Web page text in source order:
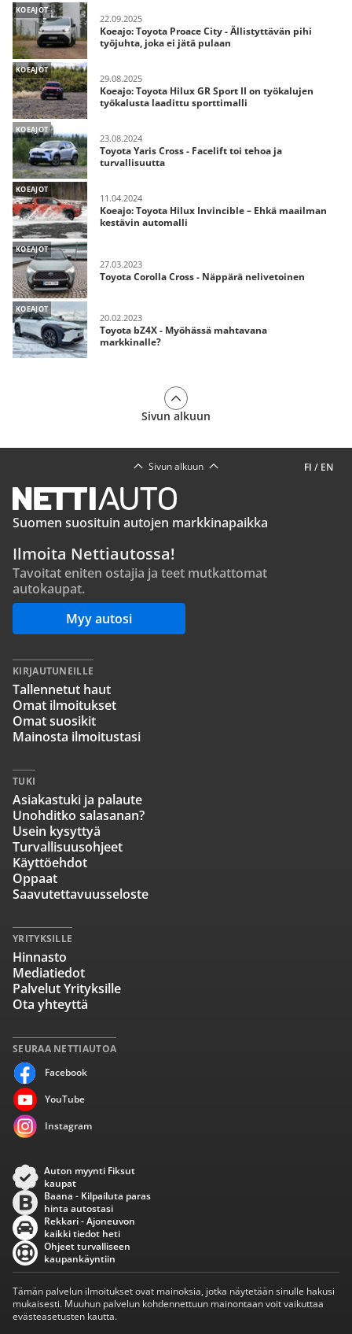
KOEAJOT
22.09.2025
Koeajo: Toyota Proace City - Ällistyttävän pihi
työjuhta, joka ei jätä pulaan
KOEAJOT
29.08.2025
Koeajo: Toyota Hilux GR Sport II on työkalujen
työkalusta laadittu sporttimalli
KOEAJOT
23.08.2024
Toyota Yaris Cross - Facelift toi tehoa ja
turvallisuutta
KOEAJOT
11.04.2024
Koeajo: Toyota Hilux Invincible – Ehkä maailman
kestävin automalli
KOEAJOT
27.03.2023
Toyota Corolla Cross - Näppärä nelivetoinen
KOEAJOT
20.02.2023
Toyota bZ4X - Myöhässä mahtavana
markkinalle?
Sivun alkuun
FI / EN
Sivun alkuun
Suomen suosituin autojen markkinapaikka
Ilmoita Nettiautossa!
Tavoitat eniten ostajia ja teet mutkattomat
autokaupat.
Myy autosi
SEURAA NETTIAUTOA
Facebook
YouTube
Instagram
KIRJAUTUNEILLE
Tallennetut haut
Omat ilmoitukset
Omat suosikit
Mainosta ilmoitustasi
TUKI
Asiakastuki ja palaute
Unohditko salasanan?
Usein kysyttyä
Turvallisuusohjeet
Käyttöehdot
Oppaat
Saavutettavuusseloste
YRITYKSILLE
Hinnasto
Mediatiedot
Palvelut Yrityksille
Ota yhteyttä
Auton myynti Fiksut
kaupat
Baana - Kilpailuta paras
hinta autostasi
Rekkari - Ajoneuvon
kaikki tiedot heti
Ohjeet turvalliseen
kaupankäyntiin
Tämän palvelun ilmoitukset ovat mainoksia, jotka näytetään sinulle hakusi
mukaisesti. Muuhun palvelun kohdennettuun mainontaan voit vaikuttaa
evästeasetusten kautta.